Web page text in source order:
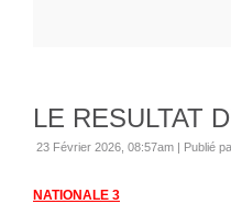
LE RESULTAT
23 Février 2026, 08:57am | Publié
NATIONALE 3